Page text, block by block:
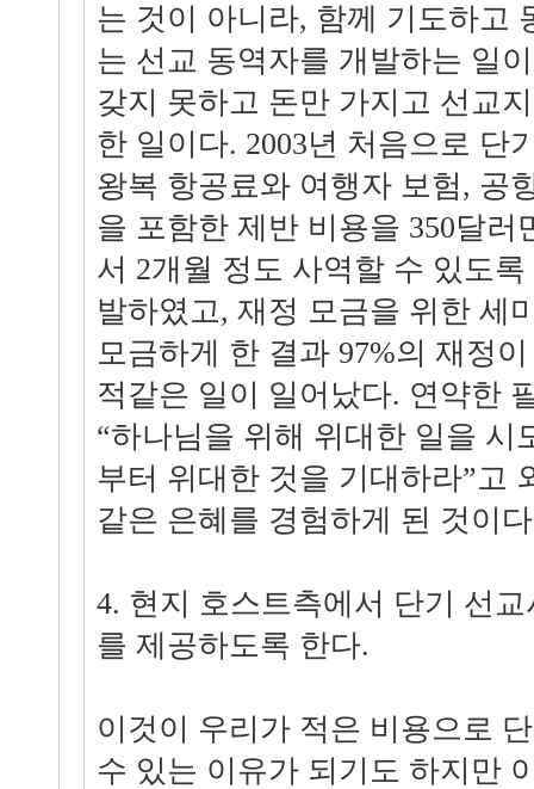
는 것이 아니라, 함께 기도하고
는 선교 동역자를 개발하는 일
갖지 못하고 돈만 가지고 선교
한 일이다. 2003년 처음으로 단
왕복 항공료와 여행자 보험, 공
을 포함한 제반 비용을 350달러
서 2개월 정도 사역할 수 있도
발하였고, 재정 모금을 위한 세
모금하게 한 결과 97%의 재정
적같은 일이 일어났다. 연약한
“하나님을 위해 위대한 일을 시
부터 위대한 것을 기대하라”고
같은 은혜를 경험하게 된 것이
4. 현지 호스트측에서 단기 선
를 제공하도록 한다.
이것이 우리가 적은 비용으로
수 있는 이유가 되기도 하지만